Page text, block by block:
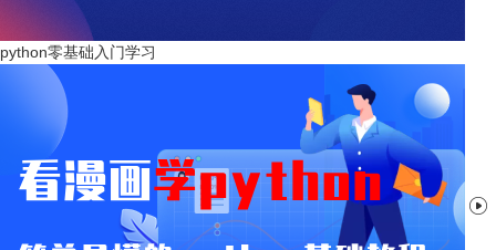
python零基础入门学习
